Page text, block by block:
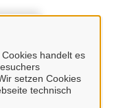
handelt es
setzen Cookies
technisch